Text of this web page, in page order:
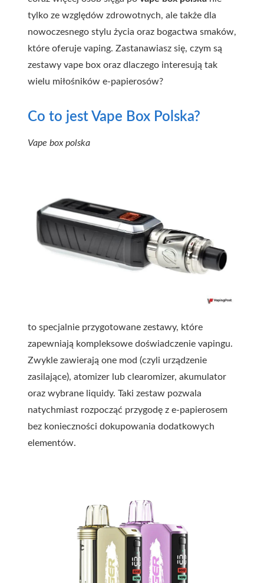
tylko ze względów zdrowotnych, ale także dla
nowoczesnego stylu życia oraz bogactwa smaków,
które oferuje vaping. Zastanawiasz się, czym są
zestawy vape box oraz dlaczego interesują tak
wielu miłośników e-papierosów?
Co to jest Vape Box Polska?
Vape box polska
to specjalnie przygotowane zestawy, które
zapewniają kompleksowe doświadczenie vapingu.
Zwykle zawierają one mod (czyli urządzenie
zasilające), atomizer lub clearomizer, akumulator
oraz wybrane liquidy. Taki zestaw pozwala
natychmiast rozpocząć przygodę z e-papierosem
bez konieczności dokupowania dodatkowych
elementów.